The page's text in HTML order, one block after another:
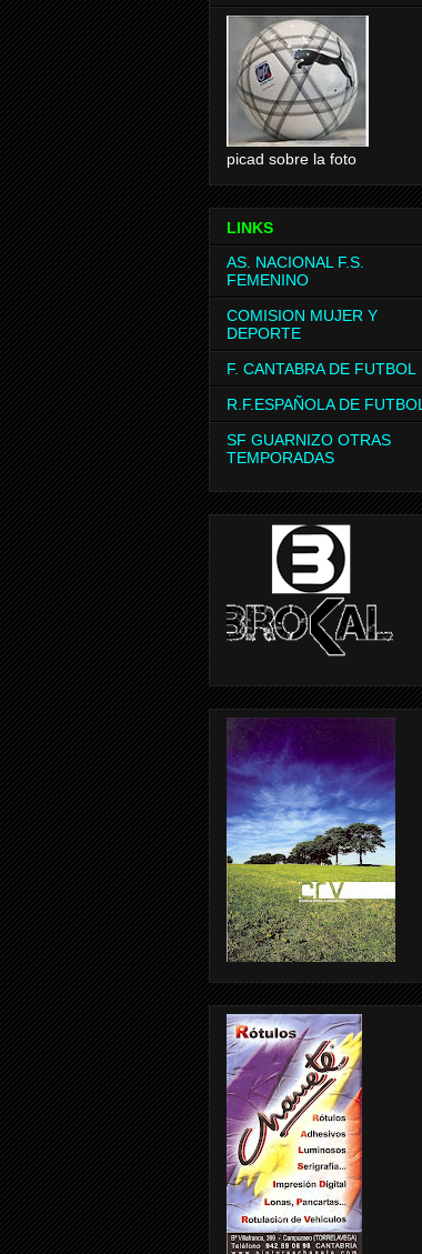
picad sobre la foto
LINKS
AS. NACIONAL F.S.
FEMENINO
COMISION MUJER Y
DEPORTE
F. CANTABRA DE FUTBOL
R.F.ESPAÑOLA DE FUTBOL
SF GUARNIZO OTRAS
TEMPORADAS